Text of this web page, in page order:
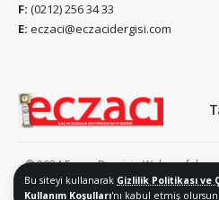
Bu siteyi kullanarak Gizlilik Politikası ve
Kullanım Koşulları'nı kabul etmiş
F: (0212) 256 34 33
E: eczaci@eczacidergisi.com
© 2024 Eczacı Dergisi - Web
fotoğraf, video, görüntü, metin, vb.